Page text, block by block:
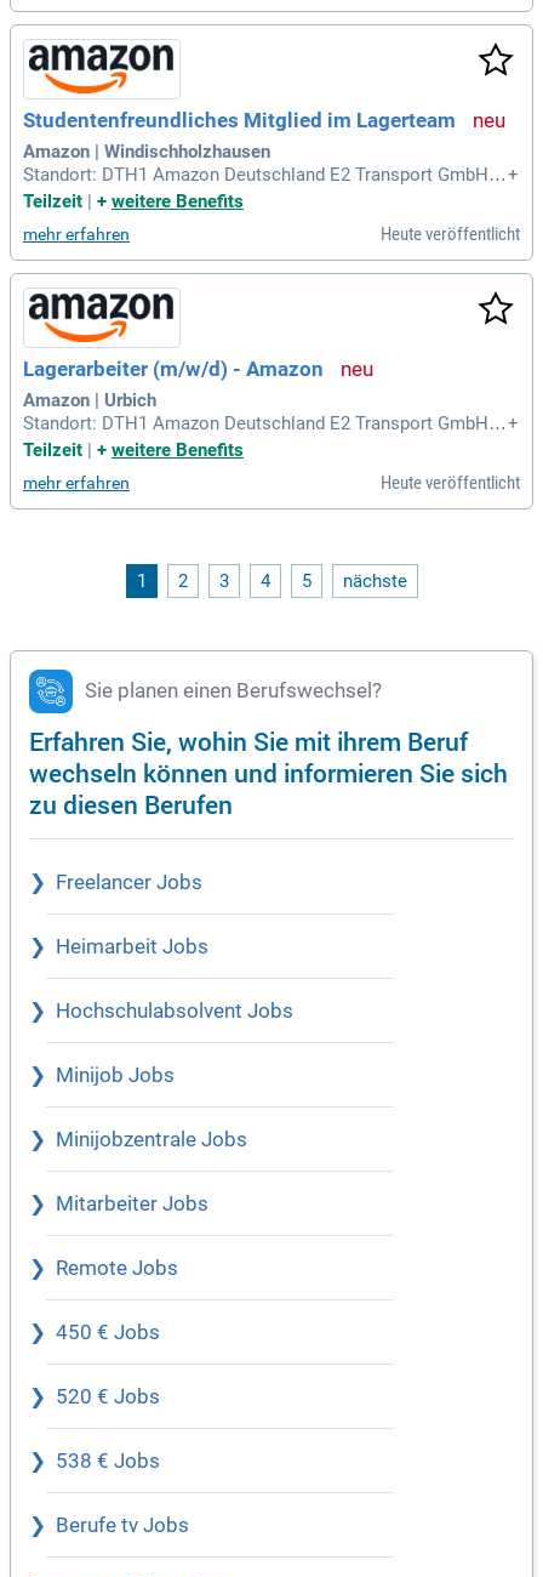
Verdiene einen rechnerischen Stundenlohn
Studentenfreundliches Mitglied im Lagerteam
Amazon | Windischholzhausen
Standort: DTH1 Amazon Deutschland E2 Transport GmbH, J
oseph-Meyer-Straße 5, 99095 Erfurt ERF1 Amazon Erfurt Gm
urt GmbH, Joseph-Meyer-Strasse 5, 99195 Erfurt Bezahlung:
Verdiene einen rechnerischen Stundenlohn
+
Teilzeit | + weitere Benefits
mehr erfahren Heute veröffentlicht
Lagerarbeiter (m/w/d) - Amazon
Amazon | Urbich
Standort: DTH1 Amazon Deutschland E2 Transport GmbH, J
oseph-Meyer-Straße 5, 99095 Erfurt ERF1 Amazon Erfurt Gm
urt GmbH, Joseph-Meyer-Strasse 5, 99195 Erfurt Bezahlung:
Verdiene einen rechnerischen Stundenlohn
+
Teilzeit
+ weitere Benefits
mehr erfahren Heute veröffentlicht
1 2 3 4 5 nächste
Sie planen einen Berufswechsel?
Erfahren Sie, wohin Sie mit ihrem Beruf
wechseln können und informieren Sie sich
zu diesen Berufen
Freelancer Jobs
Heimarbeit Jobs
Hochschulabsolvent Jobs
Minijob Jobs
Minijobzentrale Jobs
Mitarbeiter Jobs
Remote Jobs
450 € Jobs
520 € Jobs
538 € Jobs
Berufe tv Jobs